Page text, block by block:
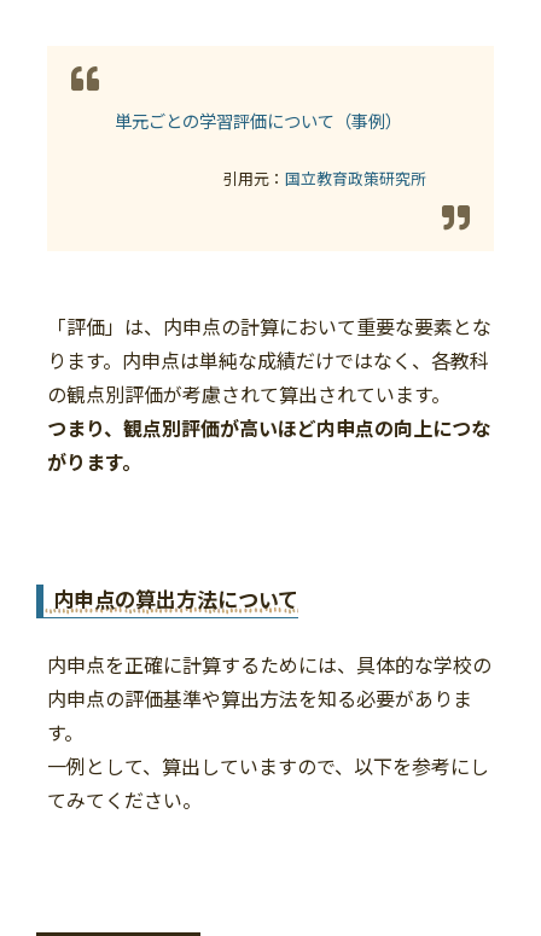
単元ごとの学習評価について（事例）
引用元：国立教育政策研究所
「評価」は、内申点の計算において重要な要素とな
ります。内申点は単純な成績だけではなく、各教科
の観点別評価が考慮されて算出されています。
つまり、観点別評価が高いほど内申点の向上につな
がります。
内申点の算出方法について
内申点を正確に計算するためには、具体的な学校の
内申点の評価基準や算出方法を知る必要がありま
す。
一例として、算出していますので、以下を参考にし
てみてください。